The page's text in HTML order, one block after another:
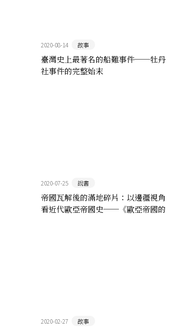
2020-08-14 故事
臺灣史上最著名的船難事件──牡丹
社事件的完整始末
2020-07-25 說書
帝國瓦解後的滿地碎片：以邊疆視角
看近代歐亞帝國史──《歐亞帝國的
2020-02-27 故事